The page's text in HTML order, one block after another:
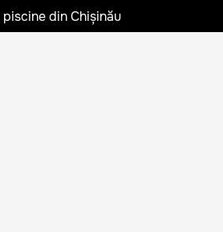
din Chișinău